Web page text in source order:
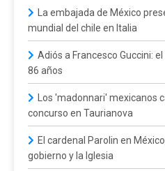
La embajada de México
mundial del chile en Italia
Adiós a Francesco Guccini:
86 años
Los 'madonnari' mexicanos
concurso en Taurianova
El cardenal Parolin en
gobierno y la Iglesia